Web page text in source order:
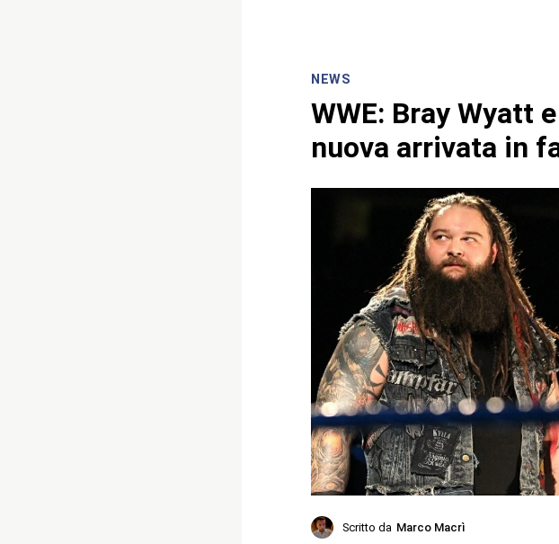
NEWS
WWE: Bray Wyatt
nuova arrivata in
Scritto da Marco Macrì